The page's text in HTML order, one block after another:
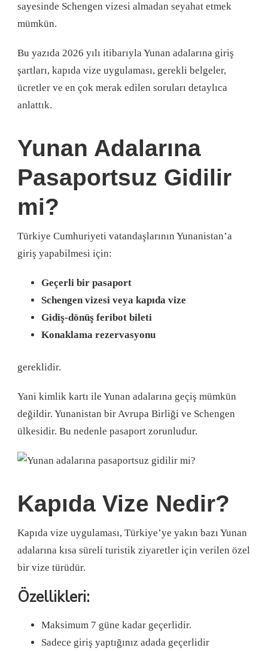
sayesinde Schengen vizesi almadan seyahat etmek
mümkün.
Bu yazıda 2026 yılı itibarıyla Yunan adalarına giriş
şartları, kapıda vize uygulaması, gerekli belgeler,
ücretler ve en çok merak edilen soruları detaylıca
anlattık.
Yunan Adalarına
Pasaportsuz Gidilir
mi?
Türkiye Cumhuriyeti vatandaşlarının Yunanistan’a
giriş yapabilmesi için:
Geçerli bir pasaport
Schengen vizesi veya kapıda vize
Gidiş-dönüş feribot bileti
Konaklama rezervasyonu
gereklidir.
Yani kimlik kartı ile Yunan adalarına geçiş mümkün
değildir. Yunanistan bir Avrupa Birliği ve Schengen
ülkesidir. Bu nedenle pasaport zorunludur.
Kapıda Vize Nedir?
Kapıda vize uygulaması, Türkiye’ye yakın bazı Yunan
adalarına kısa süreli turistik ziyaretler için verilen özel
bir vize türüdür.
Özellikleri:
Maksimum 7 güne kadar geçerlidir.
Sadece giriş yaptığınız adada geçerlidir